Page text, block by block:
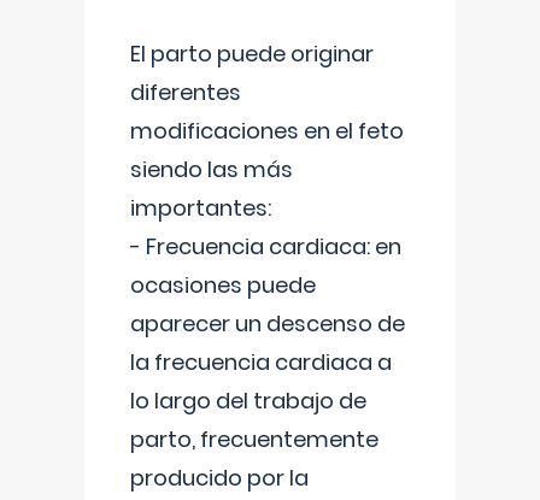
El parto puede originar
diferentes
modificaciones en el feto
siendo las más
importantes:
- Frecuencia cardiaca: en
ocasiones puede
aparecer un descenso de
la frecuencia cardiaca a
lo largo del trabajo de
parto, frecuentemente
producido por la